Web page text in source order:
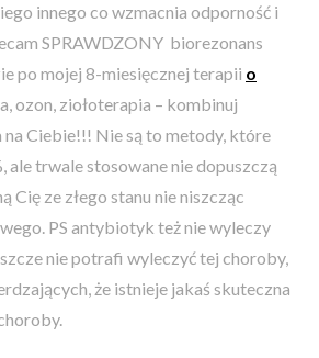
innego co wzmacnia odporność i
SPRAWDZONY biorezonans
po mojej 8-miesięcznej terapii o
ozon, ziołoterapia – kombinuj
na Ciebie!!! Nie są to metody, które
ale trwale stosowane nie dopuszczą
Cię ze złego stanu nie niszcząc
PS antybiotyk też nie wyleczy
nie potrafi wyleczyć tej choroby,
że istnieje jakaś skuteczna